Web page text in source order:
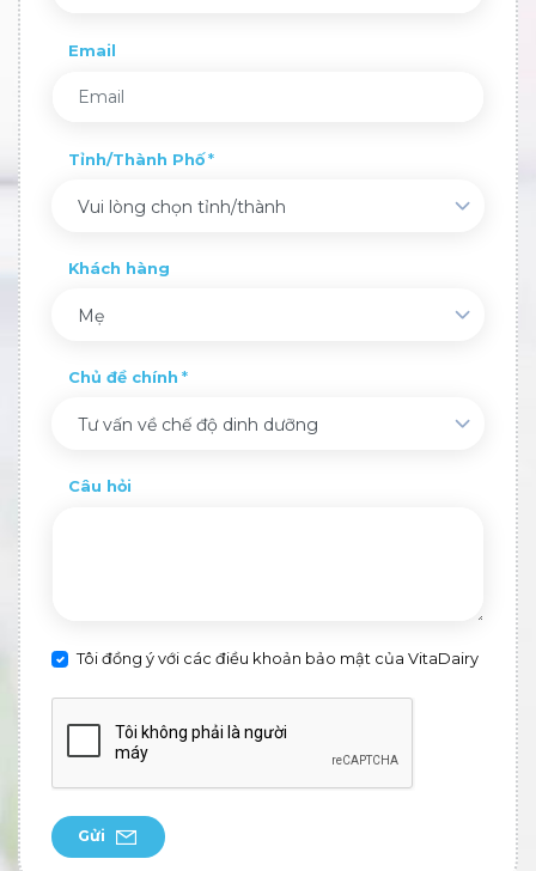
Email
Tỉnh/Thành Phố
Vui lòng chọn tỉnh/thành
Khách hàng
Mẹ
Chủ đề chính
Tư vấn về chế độ dinh dưỡng
Câu hỏi
Tôi đồng ý với các điều khoản bảo mật của VitaDairy
Gửi